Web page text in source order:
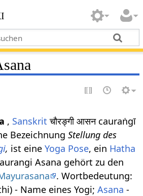
, Sanskrit चौरङ्गी आसन cauraṅgī
BezeichnungStellung des
, ist eineYoga Pose, ein Hatha
Asana gehört zu den
. Wortbedeutung:
- Name eines Yogi;Asana -